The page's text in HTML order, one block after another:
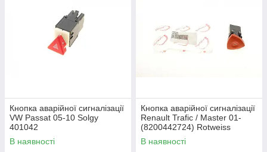
Кнопка аварійної сигналізації
VW Passat 05-10 Solgy
401042
В наявності
Кнопка аварійної сигналізації
Renault Trafic / Master 01-
(8200442724) Rotweiss
RWS1190
В наявності